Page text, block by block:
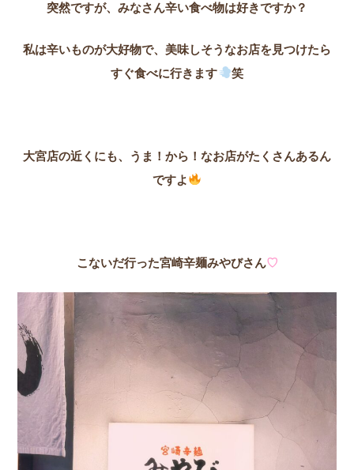
突然ですが、みなさん辛い食べ物は好きですか？
私は辛いものが大好物で、美味しそうなお店を見つけたら
すぐ食べに行きます
笑
大宮店の近くにも、うま！から！なお店がたくさんあるん
ですよ
こないだ行った宮崎辛麺みやびさん♡